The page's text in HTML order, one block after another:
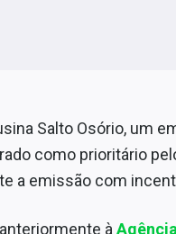
Salto Osório, um
como prioritário
a emissão com
à